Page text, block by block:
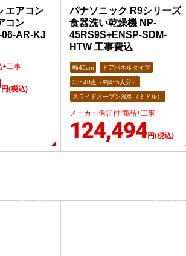
エアコン
コン
AR-KJ
+工事
円(税込)
パナソニック R9シリーズ
食器洗い乾燥機 NP-
45RS9S+ENSP-SDM-
HTW 工事費込
幅45cm ドアパネルタイプ
33~40点（約4~5人分）
スライドオープン浅型（ミドル）
メーカー保証付!商品+工事
124,494円(税込)
当店人気 当店人気